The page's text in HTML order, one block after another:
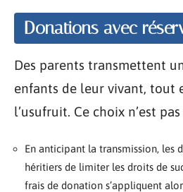
Donations avec
Des parents transmettent
enfants de leur vivant, tout
l’usufruit. Ce choix n’est
En anticipant la transmission, les
héritiers de limiter les droits de
frais de donation s’appliquent